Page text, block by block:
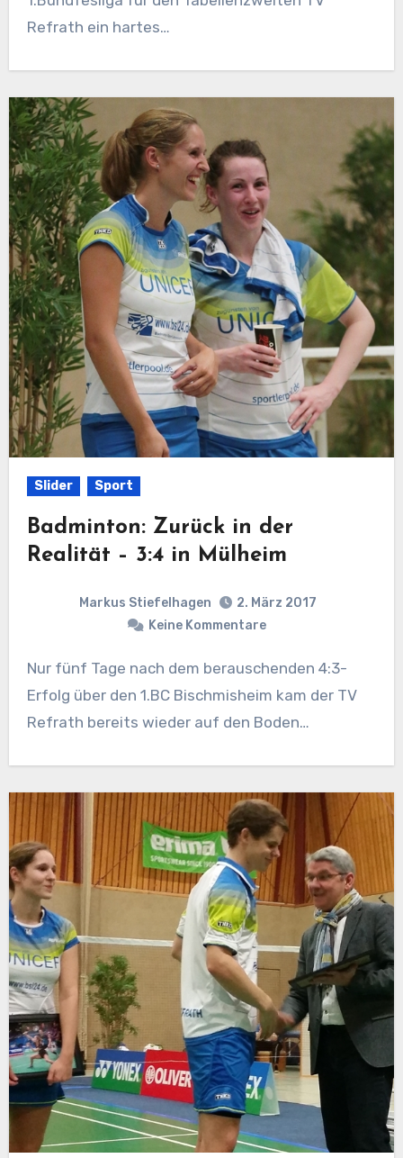
Refrath ein hartes…
Slider Sport
Badminton: Zurück in der
Realität – 3:4 in Mülheim
Markus Stiefelhagen
2. März 2017
Keine Kommentare
Nur fünf Tage nach dem berauschenden 4:3-
Erfolg über den 1.BC Bischmisheim kam der TV
Refrath bereits wieder auf den Boden…